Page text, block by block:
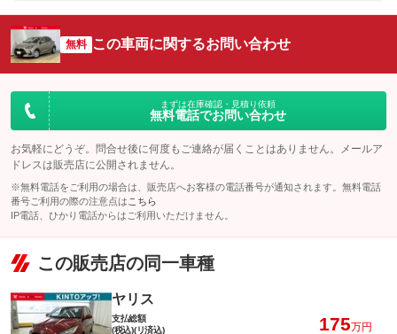
無料 この車両に関するお問い合わせ
まずは在庫確認・見積り依頼
無料電話でお問い合わせ
お気軽にどうぞ。問合せ後に何度もご連絡が届くことはありません。メールア
ドレスは販売店に公開されません。
※無料電話をご利用の場合は、販売店へお客様の電話番号が通知されます。無料電話
番号ご利用の際の注意点は こちら
IP電話、ひかり電話からはご利用いただけません。
この販売店の同一車種
ヤリス
支払総額
(税込)(リ済込)
175万円